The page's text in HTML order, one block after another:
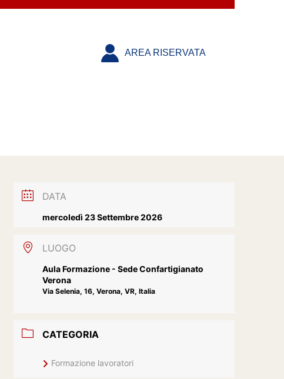
AREA RISERVATA
DATA
mercoledì 23 Settembre 2026
LUOGO
Aula Formazione - Sede Confartigianato
Verona
Via Selenia, 16, Verona, VR, Italia
CATEGORIA
Formazione lavoratori